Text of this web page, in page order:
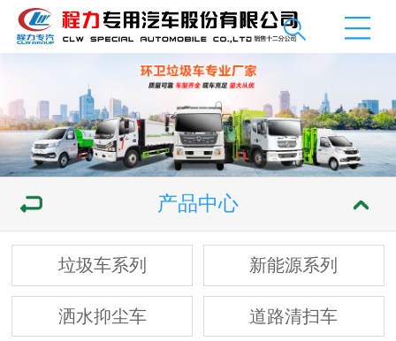
产品中心
垃圾车系列 新能源系列
洒水抑尘车 道路清扫车